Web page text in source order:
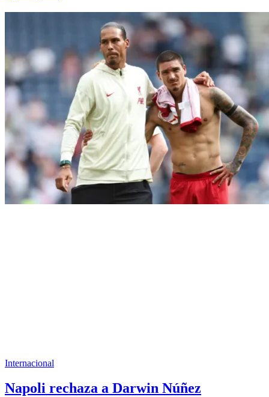
Internacional
Napoli rechaza a Darwin Núñez